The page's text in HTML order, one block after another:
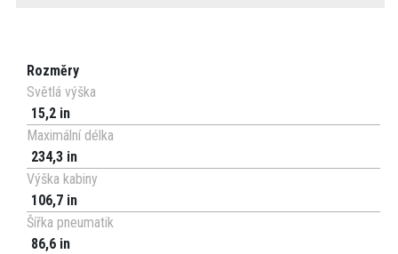
Rozměry
Světlá výška
15,2 in
Maximální délka
234,3 in
Výška kabiny
106,7 in
Šířka pneumatik
86,6 in